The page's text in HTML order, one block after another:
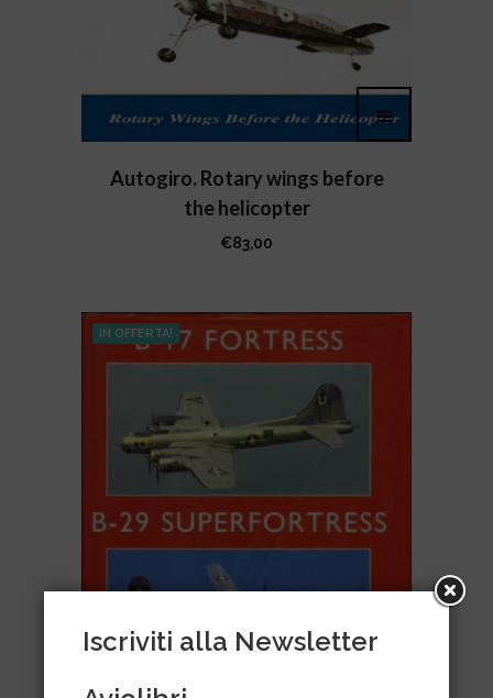
Autogiro. Rotary wings before
the helicopter
€83,00
IN OFFERTA!
Iscriviti alla Newsletter